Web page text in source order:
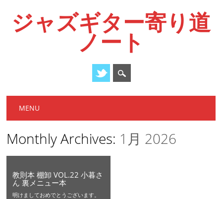
ジャズギター寄り道
ノート
Main menu
MENU
Monthly Archives: 1月 2026
教則本 棚卸 VOL.22 小暮さ
ん 裏メニュー本
明けましておめでとうございます。